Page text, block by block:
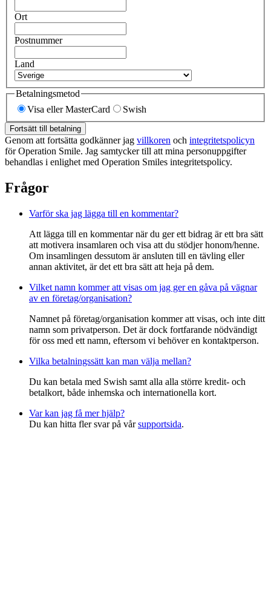
Ort
Postnummer
Land
Betalningsmetod
Visa eller MasterCard
Swish
Fortsätt till betalning
Genom att fortsätta godkänner jag villkoren och integritetspolicyn
för Operation Smile. Jag samtycker till att mina personuppgifter
behandlas i enlighet med Operation Smiles integritetspolicy.
Frågor
Varför ska jag lägga till en kommentar?
Att lägga till en kommentar när du ger ett bidrag är ett bra sätt
att motivera insamlaren och visa att du stödjer honom/henne.
Om insamlingen dessutom är ansluten till en tävling eller
annan aktivitet, är det ett bra sätt att heja på dem.
Vilket namn kommer att visas om jag ger en gåva på vägnar
av en företag/organisation?
Namnet på företag/organisation kommer att visas, och inte ditt
namn som privatperson. Det är dock fortfarande nödvändigt
för oss med ett namn, eftersom vi behöver en kontaktperson.
Vilka betalningssätt kan man välja mellan?
Du kan betala med Swish samt alla alla större kredit- och
betalkort, både inhemska och internationella kort.
Var kan jag få mer hjälp?
Du kan hitta fler svar på vårsupportsida.